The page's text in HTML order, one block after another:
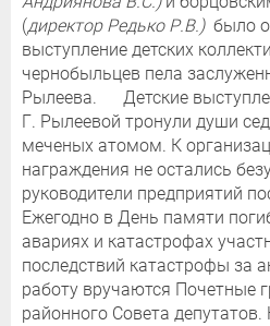
(директор Редько Р.В.)было
выступление детских
чернобыльцев пела
Рылеева. Детские
Г. Рылеевой тронули души
меченых атомом. К
награждения не остались
руководители предприятий
Ежегодно в День памяти
авариях и катастрофах
последствий катастрофы за
работу вручаются Почетные
районного Совета депутатов.